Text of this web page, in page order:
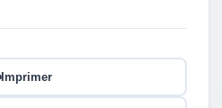
Imprimer